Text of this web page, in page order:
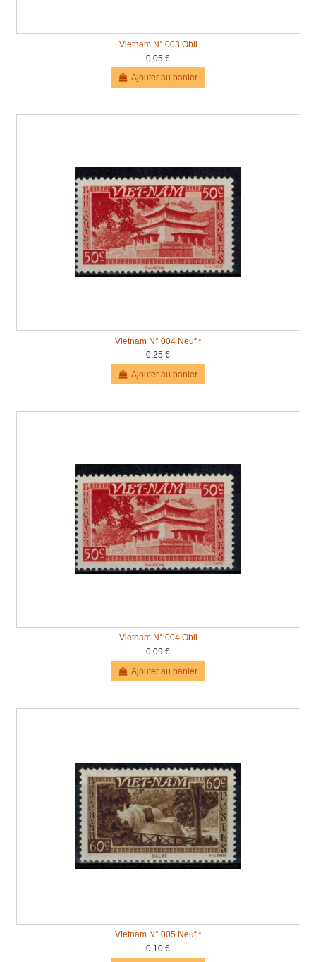
Vietnam N° 003 Obli
0,05 €
Ajouter au panier
Vietnam N° 004 Neuf *
0,25 €
Ajouter au panier
Vietnam N° 004 Obli
0,09 €
Ajouter au panier
Vietnam N° 005 Neuf *
0,10 €